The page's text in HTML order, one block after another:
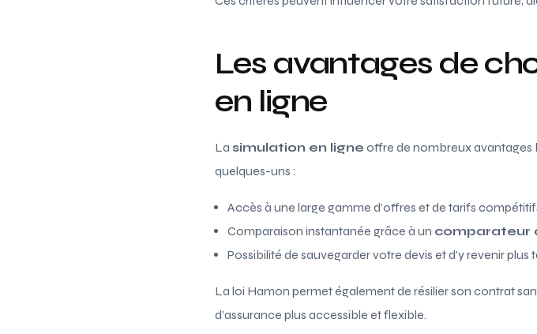
Les avantages de
en ligne
La simulation en ligne offre de nombreux avantages
quelques-uns :
Accès à une large gamme d’offres et de tarifs
Comparaison instantanée grâce à un comparateur
Possibilité de sauvegarder votre devis et d’y revenir plus
La loi Hamon permet également de résilier son contrat
d’assurance plus accessible et flexible.